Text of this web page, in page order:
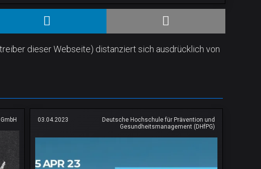
dieser Webseite) distanziert sich ausdrücklich von
03.04.2023
Deutsche Hochschule für Prävention und
Gesundheitsmanagement (DHfPG)